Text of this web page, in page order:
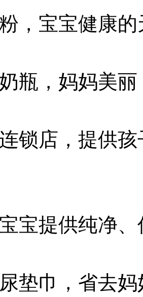
，宝宝健康
瓶，妈妈美
锁店，提供
宝提供纯净
垫巾，省去